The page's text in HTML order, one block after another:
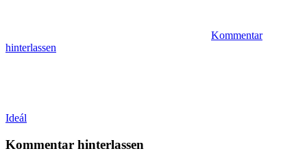
Kommentar
hinterlassen
Vorheriger
Ideál
Kommentar hinterlassen